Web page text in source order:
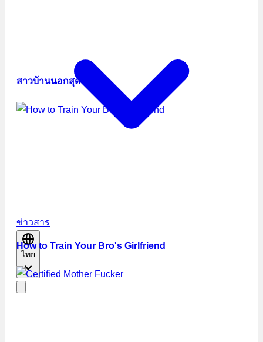
ข่าวสาร
ไทย
สาวบ้านนอกสุดร่าน
How to Train Your Bro's Girlfriend